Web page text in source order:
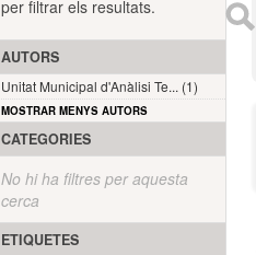
per filtrar els resultats.
AUTORS
Unitat Municipal d'Anàlisi Te... (1)
MOSTRAR MENYS AUTORS
CATEGORIES
No hi ha filtres per aquesta
cerca
ETIQUETES